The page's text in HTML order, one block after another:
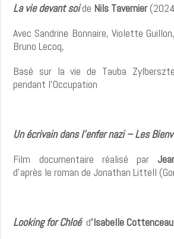
La vie devant soide Nils Tavernier
Avec Sandrine Bonnaire, Violette
Bruno Lecoq,
Basé sur la vie de Tauba
pendant l’Occupation
Un écrivain dans l’enfer nazi – Les
Film documentaire réalisé par
d’après le roman de Jonathan Littell
Looking for Chloé d’Isabelle Cottenceau